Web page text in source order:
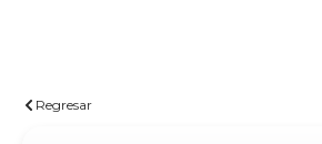
Regresar